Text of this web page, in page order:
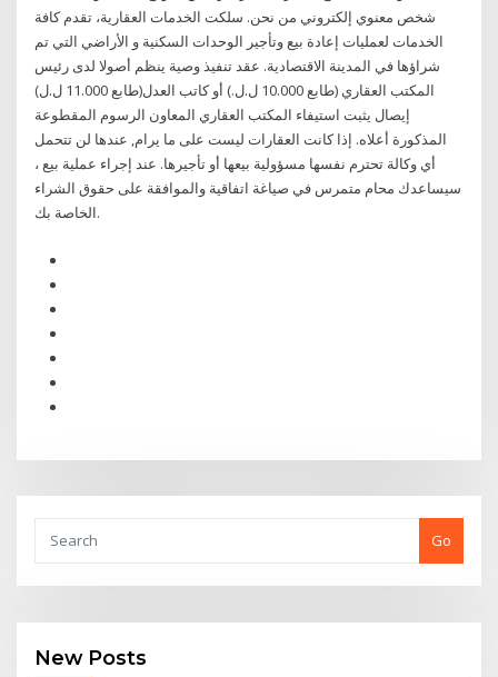
شخص معنوي إلكتروني من نحن. سلكت الخدمات العقارية، تقدم كافة
الخدمات لعمليات إعادة بيع وتأجير الوحدات السكنية و الأراضي التي تم
شراؤها في المدينة الاقتصادية. عقد تنفيذ وصية ينظم أصولا لدى رئيس
المكتب العقاري (طابع 10.000 ل.ل.) أو كاتب العدل(طابع 11.000 ل.ل)
إيصال يثبت استيفاء المكتب العقاري المعاون الرسوم المقطوعة
المذكورة أعلاه. إذا كانت العقارات ليست على ما يرام, عندها لن تتحمل
أي وكالة تحترم نفسها مسؤولية بيعها أو تأجيرها. عند إجراء عملية بيع ،
سيساعدك محام متمرس في صياغة اتفاقية والموافقة على حقوق الشراء
الخاصة بك.
Go
New Posts